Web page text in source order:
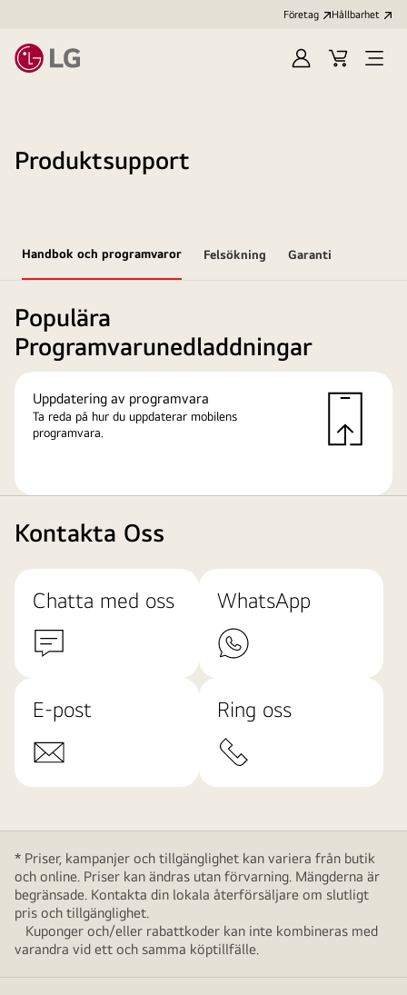
Företag Hållbarhet
LoggaKundvagn
Produktsupport
Handbok och programvaror Felsökning Garanti
Populära
Programvarunedladdningar
Uppdatering av programvara
Ta reda på hur du uppdaterar mobilens
programvara.
Kontakta Oss
Chatta med oss WhatsApp
E-post Ring oss
* Priser, kampanjer och tillgänglighet kan variera från butik
och online. Priser kan ändras utan förvarning. Mängderna är
begränsade. Kontakta din lokala återförsäljare om slutligt
pris och tillgänglighet.
Kuponger och/eller rabattkoder kan inte kombineras med
varandra vid ett och samma köptillfälle.